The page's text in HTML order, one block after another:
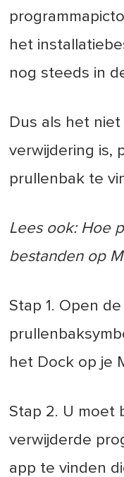
het
nog steeds in
Dus als het
verwijdering is,
prullenbak te
Lees ook: Hoe
bestanden op
Stap 1. Open
het Dock op je
Stap 2. U moet
verwijderde
app te vinden